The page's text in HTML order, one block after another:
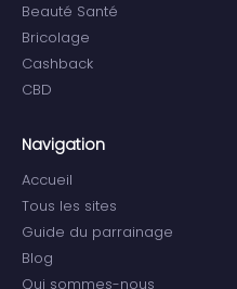
Beauté Santé
Bricolage
Cashback
CBD
Navigation
Accueil
Tous les sites
Guide du parrainage
Blog
Qui sommes-nous